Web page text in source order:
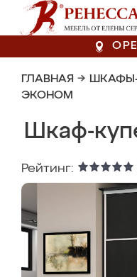
ГЛАВНАЯ →
ЭКОНОМ
Шкаф-
Рейтинг: